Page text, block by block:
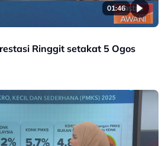
01:46
Ringgit setakat 5 Ogos